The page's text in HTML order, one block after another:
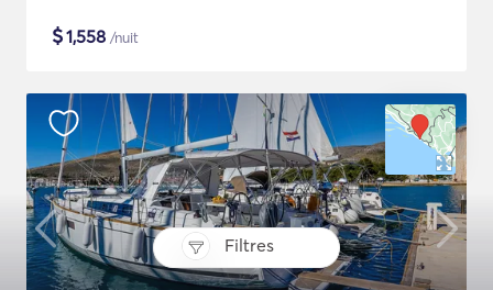
Filtres
$1,558 /nuit